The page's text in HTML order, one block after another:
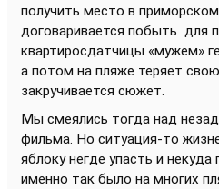
получить место в приморском
договаривается побыть для
квартиросдатчицы «мужем»
а потом на пляже теряет
закручивается сюжет.
Мы смеялись тогда над
фильма. Но ситуация-то
яблоку негде упасть и
именно так было на многих